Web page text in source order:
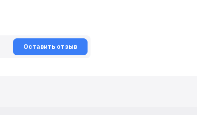
Оставить отзыв